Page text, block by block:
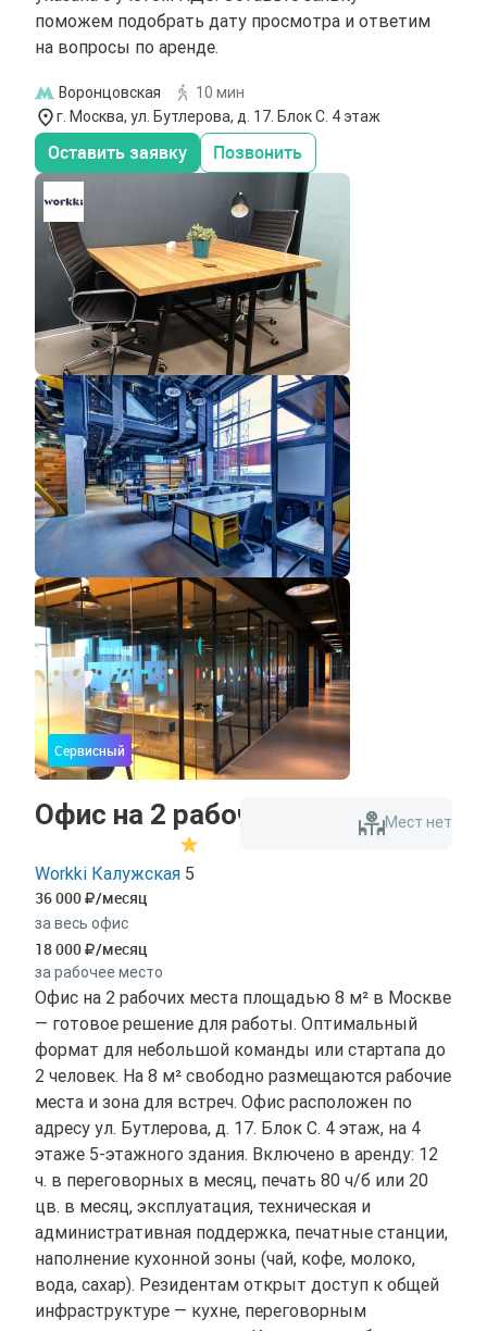
поможем подобрать дату просмотра и ответим
на вопросы по аренде.
Воронцовская
10 мин
г. Москва, ул. Бутлерова, д. 17. Блок С. 4 этаж
Оставить заявку Позвонить
Сервисный
Офис на 2 рабочих места
Workki Калужская 5
36 000 /месяц
за весь офис
18 000 /месяц
за рабочее место
Офис на 2 рабочих места площадью 8 м² в Москве
— готовое решение для работы. Оптимальный
формат для небольшой команды или стартапа до
2 человек. На 8 м² свободно размещаются рабочие
места и зона для встреч. Офис расположен по
адресу ул. Бутлерова, д. 17. Блок С. 4 этаж, на 4
этаже 5-этажного здания. Включено в аренду: 12
ч. в переговорных в месяц, печать 80 ч/б или 20
цв. в месяц, эксплуатация, техническая и
административная поддержка, печатные станции,
наполнение кухонной зоны (чай, кофе, молоко,
вода, сахар). Резидентам открыт доступ к общей
инфраструктуре — кухне, переговорным
Мест нет